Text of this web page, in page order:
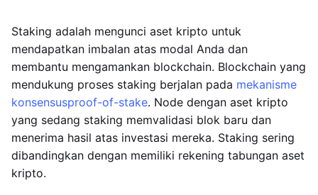
Staking adalah mengunci aset kripto untuk
mendapatkan imbalan atas modal Anda dan
membantu mengamankan blockchain. Blockchain yang
mendukung proses staking berjalan pada mekanisme
konsensusproof-of-stake. Node dengan aset kripto
yang sedang staking memvalidasi blok baru dan
menerima hasil atas investasi mereka. Staking sering
dibandingkan dengan memiliki rekening tabungan aset
kripto.